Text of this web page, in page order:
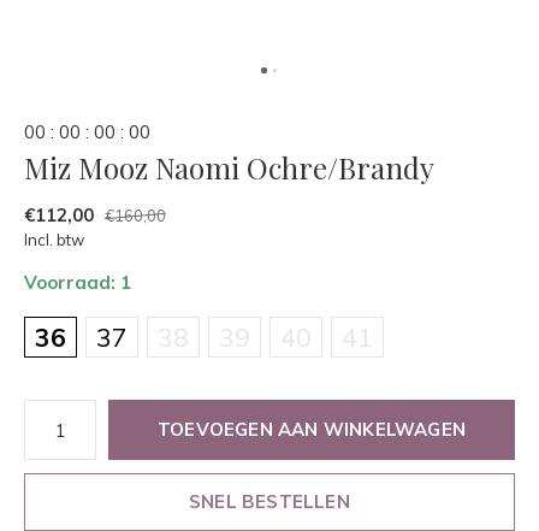
00 : 00 : 00 : 00
Miz Mooz Naomi Ochre/Brandy
€112,00 €160,00
Incl. btw
Voorraad: 1
36 37 38 39 40 41
TOEVOEGEN AAN WINKELWAGEN
SNEL BESTELLEN